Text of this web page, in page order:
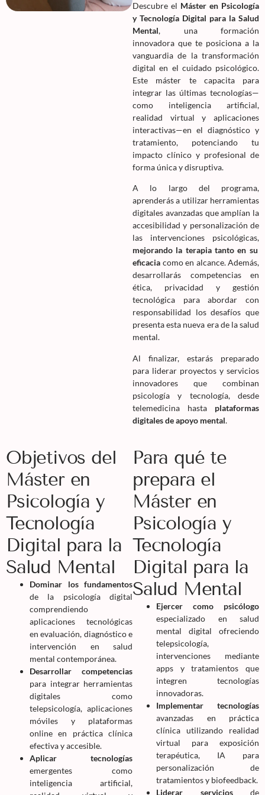
Descubre el Máster en Psicología
y Tecnología Digital para la Salud
Mental, una formación
innovadora que te posiciona a la
vanguardia de la transformación
digital en el cuidado psicológico.
Este máster te capacita para
integrar las últimas tecnologías—
como inteligencia artificial,
realidad virtual y aplicaciones
interactivas—en el diagnóstico y
tratamiento, potenciando tu
impacto clínico y profesional de
forma única y disruptiva.
A lo largo del programa,
aprenderás a utilizar herramientas
digitales avanzadas que amplían la
accesibilidad y personalización de
las intervenciones psicológicas,
mejorando la terapia tanto en su
eficacia como en alcance. Además,
desarrollarás competencias en
ética, privacidad y gestión
tecnológica para abordar con
responsabilidad los desafíos que
presenta esta nueva era de la salud
mental.
Al finalizar, estarás preparado
para liderar proyectos y servicios
innovadores que combinan
psicología y tecnología, desde
telemedicina hasta plataformas
digitales de apoyo mental.
Objetivos del
Máster en
Psicología y
Tecnología
Digital para la
Salud Mental
Dominar los fundamentos
de la psicología digital
comprendiendo
aplicaciones tecnológicas
en evaluación, diagnóstico e
intervención en salud
mental contemporánea.
Desarrollar competencias
para integrar herramientas
digitales como
telepsicología, aplicaciones
móviles y plataformas
online en práctica clínica
efectiva y accesible.
Aplicar tecnologías
emergentes como
inteligencia artificial,
Para qué te
prepara el
Máster en
Psicología y
Tecnología
Digital para la
Salud Mental
Ejercer como psicólogo
especializado en salud
mental digital ofreciendo
telepsicología,
intervenciones mediante
apps y tratamientos que
integren tecnologías
innovadoras.
Implementar tecnologías
avanzadas en práctica
clínica utilizando realidad
virtual para exposición
terapéutica, IA para
personalización de
tratamientos y biofeedback.
Liderar serviciosde